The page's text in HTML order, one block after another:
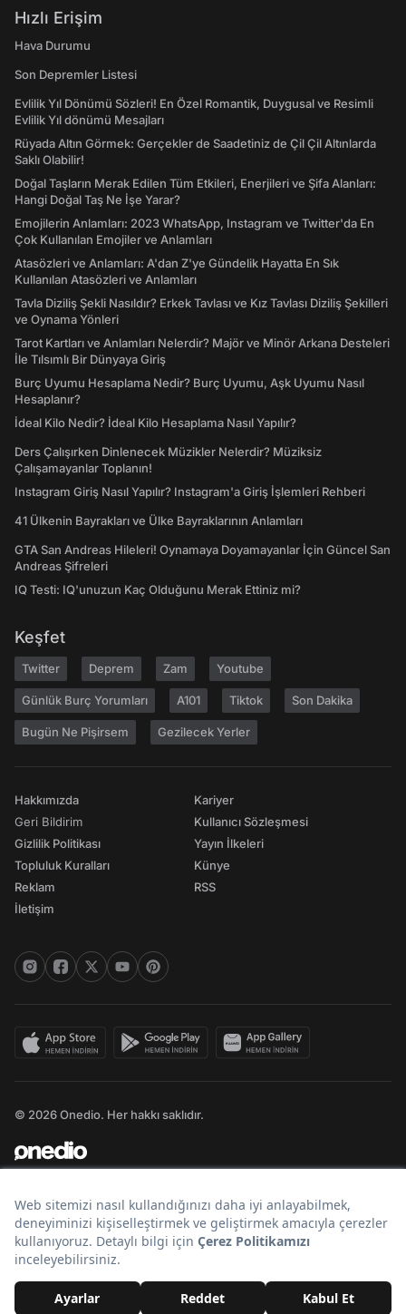
Hızlı Erişim
Hava Durumu
Son Depremler Listesi
Evlilik Yıl Dönümü Sözleri! En Özel Romantik, Duygusal ve Resimli
Evlilik Yıl dönümü Mesajları
Rüyada Altın Görmek: Gerçekler de Saadetiniz de Çil Çil Altınlarda
Saklı Olabilir!
Doğal Taşların Merak Edilen Tüm Etkileri, Enerjileri ve Şifa Alanları:
Hangi Doğal Taş Ne İşe Yarar?
Emojilerin Anlamları: 2023 WhatsApp, Instagram ve Twitter'da En
Çok Kullanılan Emojiler ve Anlamları
Atasözleri ve Anlamları: A'dan Z'ye Gündelik Hayatta En Sık
Kullanılan Atasözleri ve Anlamları
Tavla Diziliş Şekli Nasıldır? Erkek Tavlası ve Kız Tavlası Diziliş Şekilleri
ve Oynama Yönleri
Tarot Kartları ve Anlamları Nelerdir? Majör ve Minör Arkana Desteleri
İle Tılsımlı Bir Dünyaya Giriş
Burç Uyumu Hesaplama Nedir? Burç Uyumu, Aşk Uyumu Nasıl
Hesaplanır?
İdeal Kilo Nedir? İdeal Kilo Hesaplama Nasıl Yapılır?
Ders Çalışırken Dinlenecek Müzikler Nelerdir? Müziksiz
Çalışamayanlar Toplanın!
Instagram Giriş Nasıl Yapılır? Instagram'a Giriş İşlemleri Rehberi
41 Ülkenin Bayrakları ve Ülke Bayraklarının Anlamları
GTA San Andreas Hileleri! Oynamaya Doyamayanlar İçin Güncel San
Andreas Şifreleri
IQ Testi: IQ'unuzun Kaç Olduğunu Merak Ettiniz mi?
Keşfet
Twitter Deprem Zam Youtube
Günlük Burç Yorumları A101 Tiktok Son Dakika
Bugün Ne Pişirsem Gezilecek Yerler
Hakkımızda
Geri Bildirim
Gizlilik Politikası
Topluluk Kuralları
Reklam
İletişim
Kariyer
Kullanıcı Sözleşmesi
Yayın İlkeleri
Künye
RSS
© 2026 Onedio. Her hakkı saklıdır.
Bir markasıdır.